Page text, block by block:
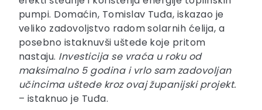
pumpi. Domaćin, Tomislav Tuđa, iskazao je
veliko zadovoljstvo radom solarnih ćelija, a
posebno istaknuvši uštede koje pritom
nastaju. Investicija se vraća u roku od
maksimalno 5 godina i vrlo sam zadovoljan
učincima uštede kroz ovaj županijski projekt.
– istaknuo je Tuđa.